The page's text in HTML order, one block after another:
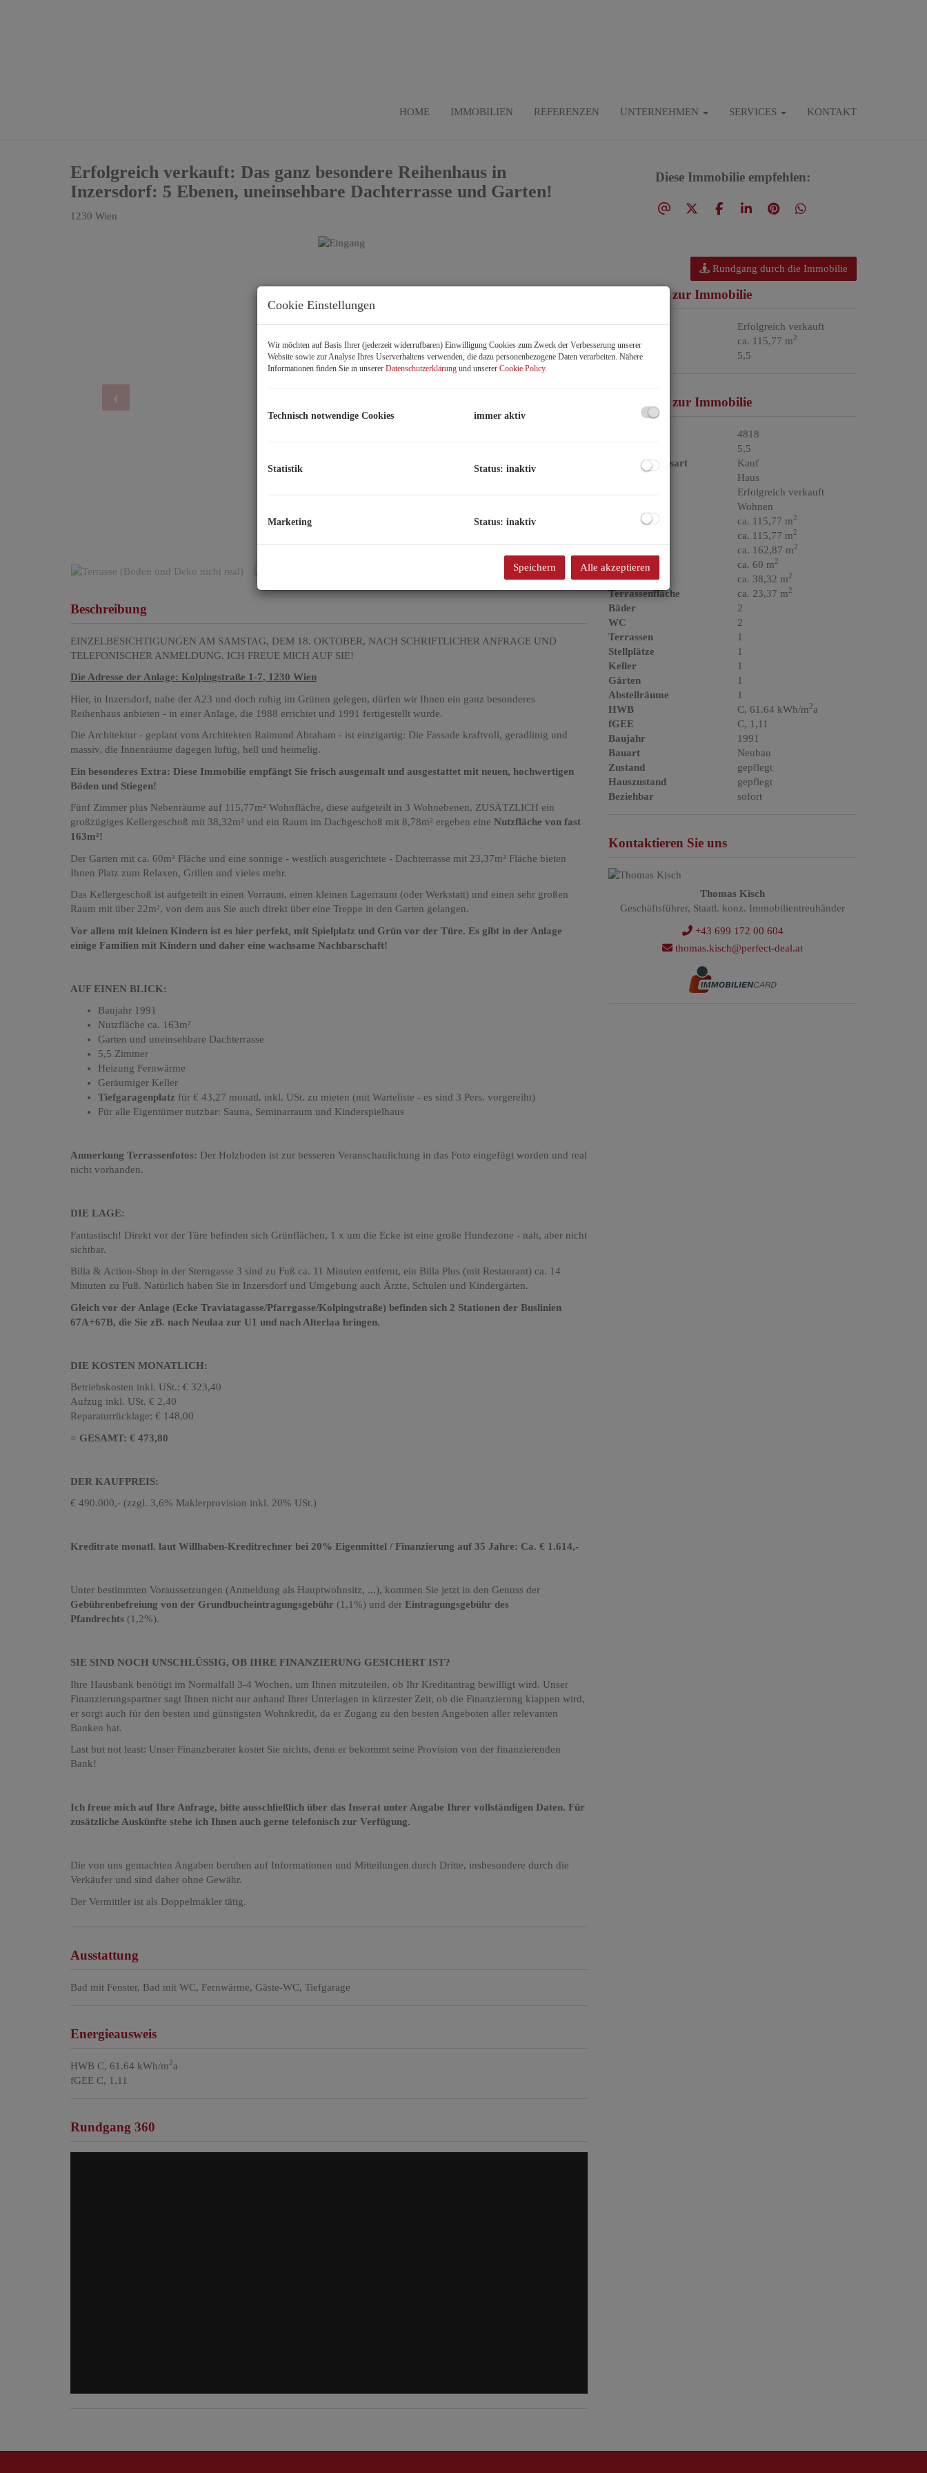
HOME IMMOBILIEN REFERENZEN UNTERNEHMEN SERVICES KONTAKT
Erfolgreich verkauft: Das ganz besondere Reihenhaus in
Inzersdorf: 5 Ebenen, uneinsehbare Dachterrasse und Garten!
1230 Wien
Eingang
Beschreibung
EINZELBESICHTIGUNGEN AM SAMSTAG, DEM 18. OKTOBER, NACH SCHRIFTLICHER ANFRAGE UND
TELEFONISCHER ANMELDUNG. ICH FREUE MICH AUF SIE!
Die Adresse der Anlage: Kolpingstraße 1-7, 1230 Wien
Hier, in Inzersdorf, nahe der A23 und doch ruhig im Grünen gelegen, dürfen wir Ihnen ein ganz besonderes
Reihenhaus anbieten - in einer Anlage, die 1988 errichtet und 1991 fertigestellt wurde.
Die Architektur - geplant vom Architekten Raimund Abraham - ist einzigartig: Die Fassade kraftvoll, geradlinig und
massiv, die Innenräume dagegen luftig, hell und heimelig.
Ein besonderes Extra: Diese Immobilie empfängt Sie frisch ausgemalt und ausgestattet mit neuen, hochwertigen
Böden und Stiegen!
Fünf Zimmer plus Nebenräume auf 115,77m² Wohnfläche, diese aufgeteilt in 3 Wohnebenen, ZUSÄTZLICH ein
großzügiges Kellergeschoß mit 38,32m² und ein Raum im Dachgeschoß mit 8,78m² ergeben eine Nutzfläche von fast
163m²!
Der Garten mit ca. 60m² Fläche und eine sonnige - westlich ausgerichtete - Dachterrasse mit 23,37m² Fläche bieten
Ihnen Platz zum Relaxen, Grillen und vieles mehr.
Das Kellergeschoß ist aufgeteilt in einen Vorraum, einen kleinen Lagerraum (oder Werkstatt) und einen sehr großen
Raum mit über 22m², von dem aus Sie auch direkt über eine Treppe in den Garten gelangen.
Vor allem mit kleinen Kindern ist es hier perfekt, mit Spielplatz und Grün vor der Türe. Es gibt in der Anlage
einige Familien mit Kindern und daher eine wachsame Nachbarschaft!
AUF EINEN BLICK:
Baujahr 1991
Nutzfläche ca. 163m²
Garten und uneinsehbare Dachterrasse
5,5 Zimmer
Heizung Fernwärme
Geräumiger Keller
Tiefgaragenplatz für € 43,27 monatl. inkl. USt. zu mieten (mit Warteliste - es sind 3 Pers. vorgereiht)
Für alle Eigentümer nutzbar: Sauna, Seminarraum und Kinderspielhaus
Anmerkung Terrassenfotos: Der Holzboden ist zur besseren Veranschaulichung in das Foto eingefügt worden und real
nicht vorhanden.
DIE LAGE:
Fantastisch! Direkt vor der Türe befinden sich Grünflächen, 1 x um die Ecke ist eine große Hundezone - nah, aber nicht
sichtbar.
Billa & Action-Shop in der Sterngasse 3 sind zu Fuß ca. 11 Minuten entfernt, ein Billa Plus (mit Restaurant) ca. 14
Minuten zu Fuß. Natürlich haben Sie in Inzersdorf und Umgebung auch Ärzte, Schulen und Kindergärten.
Gleich vor der Anlage (Ecke Traviatagasse/Pfarrgasse/Kolpingstraße) befinden sich 2 Stationen der Buslinien
67A+67B, die Sie zB. nach Neulaa zur U1 und nach Alterlaa bringen.
DIE KOSTEN MONATLICH:
Betriebskosten inkl. USt.: € 323,40
Aufzug inkl. USt. € 2,40
Reparaturrücklage: € 148,00
= GESAMT: € 473,80
DER KAUFPREIS:
€ 490.000,- (zzgl. 3,6% Maklerprovision inkl. 20% USt.)
Kreditrate monatl. laut Willhaben-Kreditrechner bei 20% Eigenmittel / Finanzierung auf 35 Jahre: Ca. € 1.614,-
Unter bestimmten Voraussetzungen (Anmeldung als Hauptwohnsitz, ...), kommen Sie jetzt in den Genuss der
Gebührenbefreiung von der Grundbucheintragungsgebühr (1,1%) und der Eintragungsgebühr des
Pfandrechts (1,2%).
SIE SIND NOCH UNSCHLÜSSIG, OB IHRE FINANZIERUNG GESICHERT IST?
Ihre Hausbank benötigt im Normalfall 3-4 Wochen, um Ihnen mitzuteilen, ob Ihr Kreditantrag bewilligt wird. Unser
Finanzierungspartner sagt Ihnen nicht nur anhand Ihrer Unterlagen in kürzester Zeit, ob die Finanzierung klappen wird,
er sorgt auch für den besten und günstigsten Wohnkredit, da er Zugang zu den besten Angeboten aller relevanten
Banken hat.
Last but not least: Unser Finanzberater kostet Sie nichts, denn er bekommt seine Provision von der finanzierenden
Bank!
Ich freue mich auf Ihre Anfrage, bitte ausschließlich über das Inserat unter Angabe Ihrer vollständigen Daten. Für
zusätzliche Auskünfte stehe ich Ihnen auch gerne telefonisch zur Verfügung.
Die von uns gemachten Angaben beruhen auf Informationen und Mitteilungen durch Dritte, insbesondere durch die
Verkäufer und sind daher ohne Gewähr.
Der Vermittler ist als Doppelmakler tätig.
Ausstattung
Bad mit Fenster Bad mit WC Fernwärme Gäste-WC Tiefgarage
Energieausweis
HWB C, 61.64 kWh/m2a
fGEE C, 1,11
Rundgang 360
Diese Immobilie empfehlen:
Rundgang durch die Immobilie
Basisdaten zur Immobilie
Kaufpreis
Erfolgreich verkauft
Fläche
ca. 115,77 m2
Zimmer 5,5
Basisdaten zur Immobilie
4818
5,5
Vermarktungsart
Kauf
Haus
Erfolgreich verkauft
Wohnen
ca. 115,77 m2
ca. 115,77 m2
ca. 162,87 m2
Gartenfläche ca. 60 m2
Kellerfläche ca. 38,32 m2
Terrassenfläche ca. 23,37 m2
Bäder
2
WC
2
Terrassen
1
Stellplätze
1
Keller
1
Gärten
1
Abstellräume
1
HWB
C, 61.64 kWh/m2a
fGEE
C, 1,11
Baujahr
1991
Bauart
Neubau
Zustand
gepflegt
Hauszustand
gepflegt
Beziehbar
sofort
Kontaktieren Sie uns
Thomas Kisch
Geschäftsführer, Staatl. konz. Immobilientreuhänder
+43 699 172 00 604
thomas.kisch@perfect-deal.at
Cookie Einstellungen
Wir möchten auf Basis Ihrer (jederzeit widerrufbaren) Einwilligung Cookies zum Zweck der Verbesserung unserer
Website sowie zur Analyse Ihres Userverhaltens verwenden, die dazu personenbezogene Daten verarbeiten. Nähere
Informationen finden Sie in unserer Datenschutzerklärung und unserer Cookie Policy.
Technisch notwendige Cookies immer aktiv
Statistik Status: inaktiv
Marketing Status: inaktiv
Speichern Alle akzeptieren